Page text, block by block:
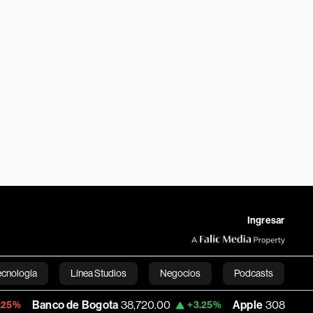
Ingresar
Línea Studios Negocios Podcasts
English
de Bogota 38,720.00 +3.25% Apple 308.63 -7.53%